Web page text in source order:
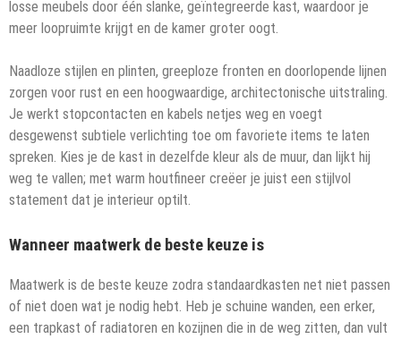
losse meubels door één slanke, geïntegreerde kast, waardoor je
meer loopruimte krijgt en de kamer groter oogt.
Naadloze stijlen en plinten, greeploze fronten en doorlopende lijnen
zorgen voor rust en een hoogwaardige, architectonische uitstraling.
Je werkt stopcontacten en kabels netjes weg en voegt
desgewenst subtiele verlichting toe om favoriete items te laten
spreken. Kies je de kast in dezelfde kleur als de muur, dan lijkt hij
weg te vallen; met warm houtfineer creëer je juist een stijlvol
statement dat je interieur optilt.
Wanneer maatwerk de beste keuze is
Maatwerk is de beste keuze zodra standaardkasten net niet passen
of niet doen wat je nodig hebt. Heb je schuine wanden, een erker,
een trapkast of radiatoren en kozijnen die in de weg zitten, dan vult